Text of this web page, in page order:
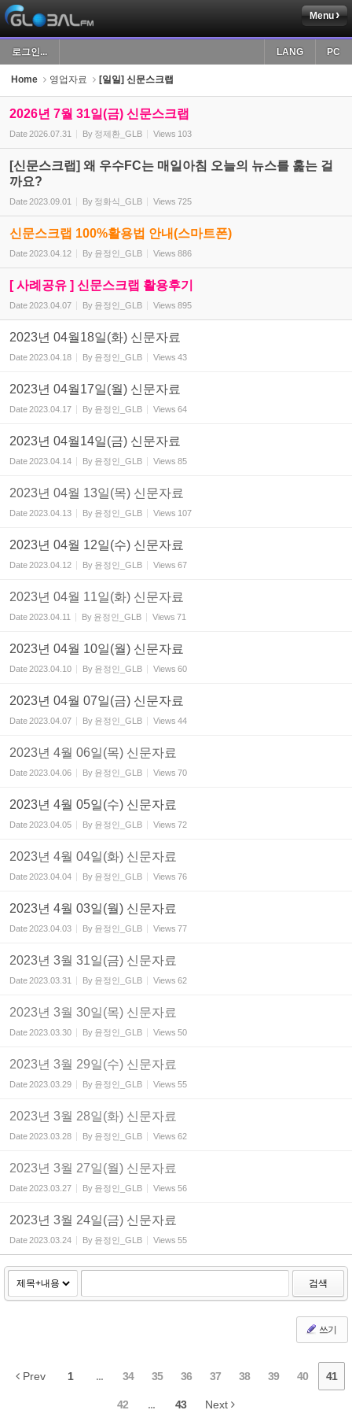
Menu
로그인... PC
LANG
Home 영업자료 [일일] 신문스크랩
2026년 7월 31일(금) 신문스크랩
Date2026.07.31 By 정제환_GLB Views 103
[신문스크랩] 왜 우수FC는 매일아침 오늘의 뉴스를 훑는 걸
까요?
Date2023.09.01 By 정화식_GLB Views 725
신문스크랩 100%활용법 안내(스마트폰)
Date2023.04.12 By 윤정인_GLB Views 886
[ 사례공유 ] 신문스크랩 활용후기
Date2023.04.07 By 윤정인_GLB Views 895
2023년 04월18일(화) 신문자료
Date2023.04.18 By 윤정인_GLB Views 43
2023년 04월17일(월) 신문자료
Date2023.04.17 By 윤정인_GLB Views 64
2023년 04월14일(금) 신문자료
Date2023.04.14 By 윤정인_GLB Views 85
2023년 04월 13일(목) 신문자료
Date2023.04.13 By 윤정인_GLB Views 107
2023년 04월 12일(수) 신문자료
Date2023.04.12 By 윤정인_GLB Views 67
2023년 04월 11일(화) 신문자료
Date2023.04.11 By 윤정인_GLB Views 71
2023년 04월 10일(월) 신문자료
Date2023.04.10 By 윤정인_GLB Views 60
2023년 04월 07일(금) 신문자료
Date2023.04.07 By 윤정인_GLB Views 44
2023년 4월 06일(목) 신문자료
Date2023.04.06 By 윤정인_GLB Views 70
2023년 4월 05일(수) 신문자료
Date2023.04.05 By 윤정인_GLB Views 72
2023년 4월 04일(화) 신문자료
Date2023.04.04 By 윤정인_GLB Views 76
2023년 4월 03일(월) 신문자료
Date2023.04.03 By 윤정인_GLB Views 77
2023년 3월 31일(금) 신문자료
Date2023.03.31 By 윤정인_GLB Views 62
2023년 3월 30일(목) 신문자료
Date2023.03.30 By 윤정인_GLB Views 50
2023년 3월 29일(수) 신문자료
Date2023.03.29 By 윤정인_GLB Views 55
2023년 3월 28일(화) 신문자료
Date2023.03.28 By 윤정인_GLB Views 62
2023년 3월 27일(월) 신문자료
Date2023.03.27 By 윤정인_GLB Views 56
2023년 3월 24일(금) 신문자료
Date2023.03.24 By 윤정인_GLB Views 55
검색
쓰기
Prev 1 ... 34 35 36 37 38 39 40 41
42 ... 43 Next
Sketchbook5, 스케치북5
Sketchbook5, 스케치북5